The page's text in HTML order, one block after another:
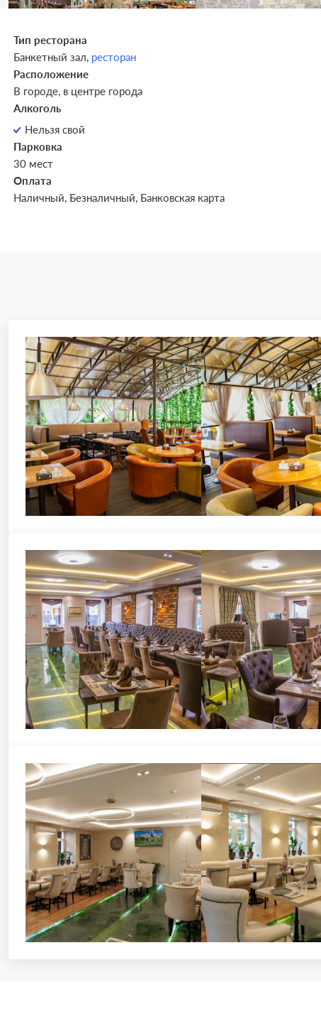
Тип ресторана
Банкетный зал, ресторан
Расположение
В городе, в центре города
Алкоголь
Нельзя свой
Парковка
30 мест
Оплата
Наличный, Безналичный, Банковская карта